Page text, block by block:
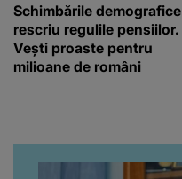
Schimbările demografice
rescriu regulile pensiilor.
Vești proaste pentru
milioane de români